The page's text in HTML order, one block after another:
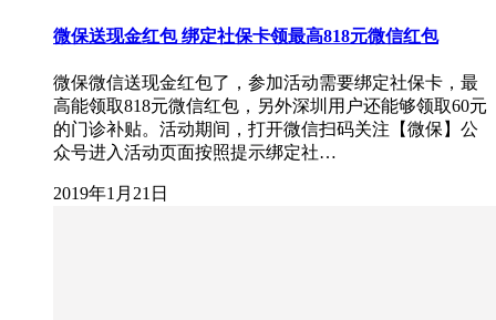
微保送现金红包 绑定社保卡领最高818元微信红包
微保微信送现金红包了，参加活动需要绑定社保卡，最
高能领取818元微信红包，另外深圳用户还能够领取60元
的门诊补贴。活动期间，打开微信扫码关注【微保】公
众号进入活动页面按照提示绑定社…
2019年1月21日